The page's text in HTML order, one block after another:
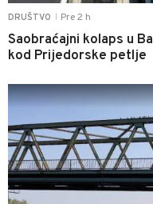
DRUŠTVO Pre 2 h
Saobraćajni kolaps u
kod Prijedorske petlje